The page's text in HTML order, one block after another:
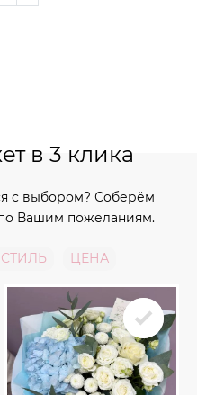
в 3 клика
с выбором? Соберём
Вашим пожеланиям.
ЦЕНА